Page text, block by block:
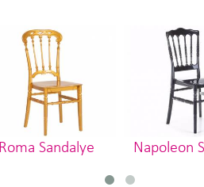
Roma Sandalye Napoleon